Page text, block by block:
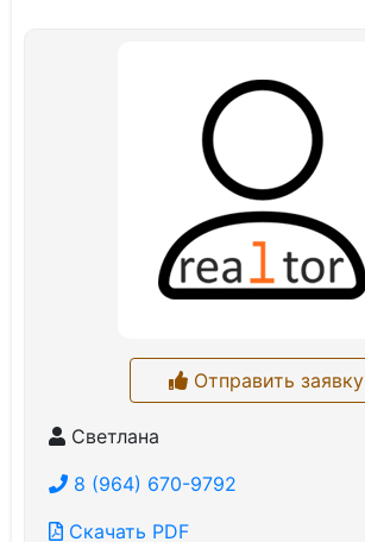
Отправить заявку
Светлана
8 (964) 670-9792
Скачать PDF